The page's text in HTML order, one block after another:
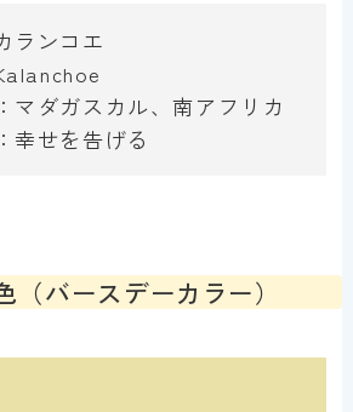
ランコエ
マダガスカル、南アフリカ
幸せを告げる
（バースデーカラー）